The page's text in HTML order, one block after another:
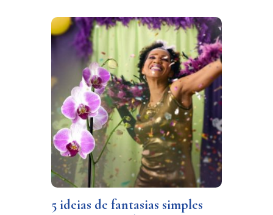
5 ideias de fantasias simples